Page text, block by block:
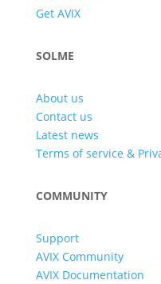
Get AVIX
SOLME
About us
Contact us
Latest news
Terms of service &
COMMUNITY
Support
AVIX Community
AVIX Documentation